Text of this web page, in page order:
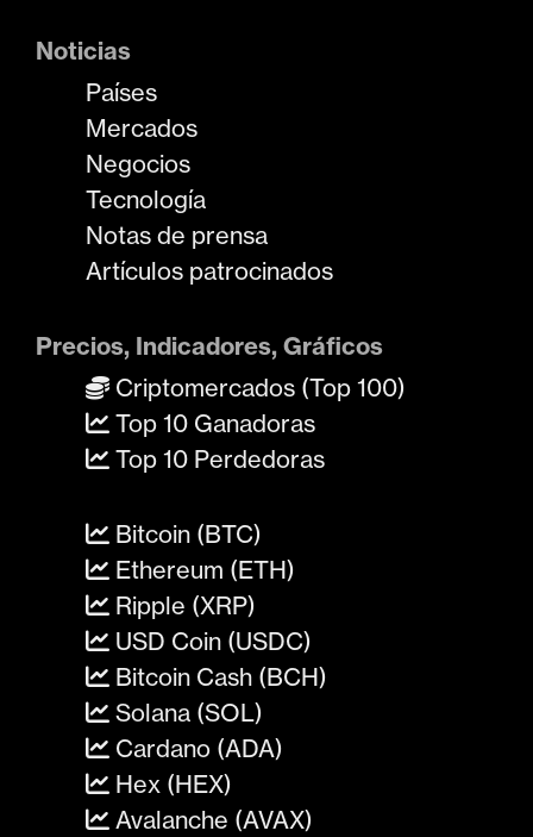
Noticias
Países
Mercados
Negocios
Tecnología
Notas de prensa
Artículos patrocinados
Precios, Indicadores, Gráficos
Criptomercados (Top 100)
Top 10 Ganadoras
Top 10 Perdedoras
Bitcoin (BTC)
Ethereum (ETH)
Ripple (XRP)
USD Coin (USDC)
Bitcoin Cash (BCH)
Solana (SOL)
Cardano (ADA)
Hex (HEX)
Avalanche (AVAX)